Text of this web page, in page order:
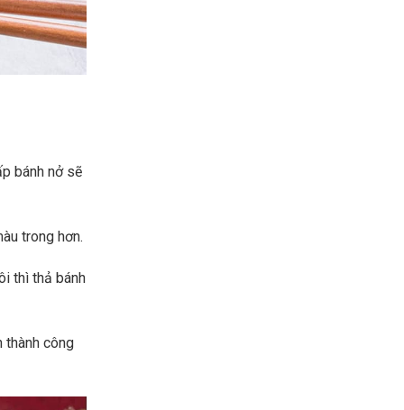
bánh nở sẽ
trong hơn.
thì thả bánh
thành công